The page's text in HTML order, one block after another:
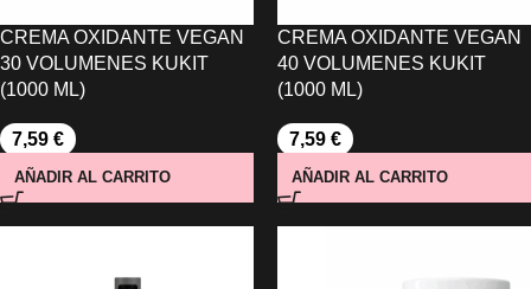
CREMA OXIDANTE VEGAN
30 VOLUMENES KUKIT
(1000 ML)
7,59 €
AÑADIR AL CARRITO
CREMA OXIDANTE VEGAN
40 VOLUMENES KUKIT
(1000 ML)
7,59 €
AÑADIR AL CARRITO